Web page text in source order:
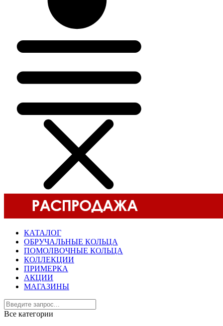
КАТАЛОГ
ОБРУЧАЛЬНЫЕ КОЛЬЦА
ПОМОЛВОЧНЫЕ КОЛЬЦА
КОЛЛЕКЦИИ
ПРИМЕРКА
АКЦИИ
МАГАЗИНЫ
Все категории